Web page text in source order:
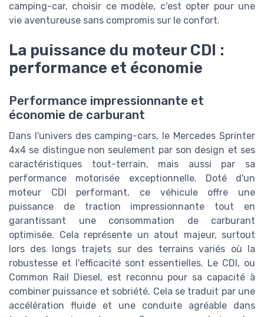
camping-car, choisir ce modèle, c'est opter pour une
vie aventureuse sans compromis sur le confort.
La puissance du moteur CDI :
performance et économie
Performance impressionnante et
économie de carburant
Dans l'univers des camping-cars, le Mercedes Sprinter
4x4 se distingue non seulement par son design et ses
caractéristiques tout-terrain, mais aussi par sa
performance motorisée exceptionnelle. Doté d'un
moteur CDI performant, ce véhicule offre une
puissance de traction impressionnante tout en
garantissant une consommation de carburant
optimisée. Cela représente un atout majeur, surtout
lors des longs trajets sur des terrains variés où la
robustesse et l'efficacité sont essentielles. Le CDI, ou
Common Rail Diesel, est reconnu pour sa capacité à
combiner puissance et sobriété. Cela se traduit par une
accélération fluide et une conduite agréable dans